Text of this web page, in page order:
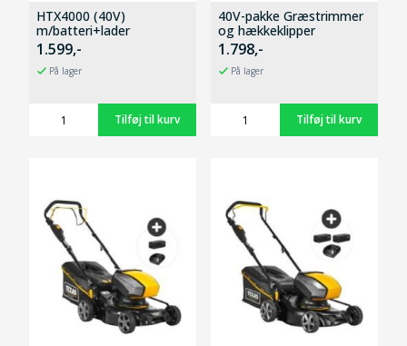
HTX4000 (40V)
m/batteri+lader
1.599,-
På lager
40V-pakke Græstrimmer
og hækkeklipper
1.798,-
På lager